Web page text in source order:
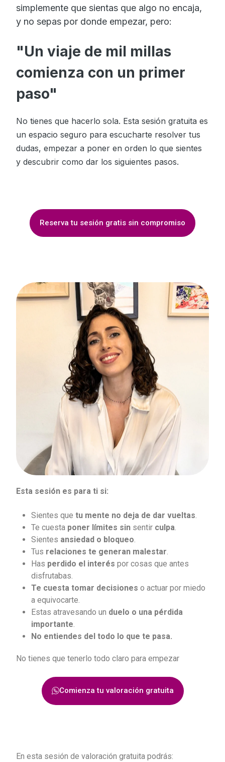
simplemente que sientas que algo no encaja,
y no sepas por donde empezar, pero:
"Un viaje de mil millas
comienza con un primer
paso"
No tienes que hacerlo sola. Esta sesión gratuita es
un espacio seguro para escucharte resolver tus
dudas, empezar a poner en orden lo que sientes
y descubrir como dar los siguientes pasos.
Reserva tu sesión gratis sin compromiso
Esta sesión es para ti si:
Sientes quetu mente no deja de dar vueltas.
Te cuesta poner límites sin sentir culpa.
Sientes ansiedad o bloqueo.
Tus relaciones te generan malestar.
Has perdido el interés por cosas que antes
disfrutabas.
Te cuesta tomar decisiones o actuar por miedo
a equivocarte.
Estas atravesando un duelo o una pérdida
importante.
No entiendes del todo lo que te pasa.
No tienes que tenerlo todo claro para empezar
Comienza tu valoración gratuita
En esta sesión de valoración gratuita podrás: